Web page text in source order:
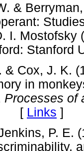
&
I. Mostofsky
& Cox, J. K.
in
Processes of
[ Links ]
P. E.